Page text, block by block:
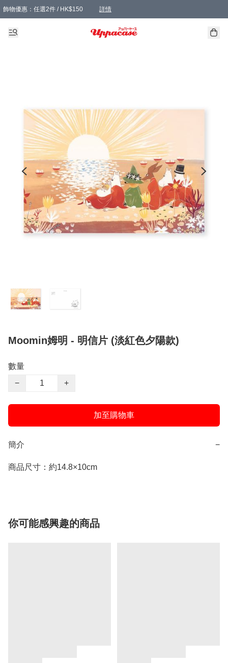
飾物優惠：任選2件 / HK$150 詳情
髮飾優惠：任選2件 / HK$100 詳情
精選襪子優惠：任選3對 / HK$115 詳情
滿額免運：本地訂單滿港幣350元可享免運費優惠
Moomin姆明 - 明信片 (淡紅色夕陽款)
數量
−
+
加至購物車
簡介 −
商品尺寸：約14.8×10cm
你可能感興趣的商品